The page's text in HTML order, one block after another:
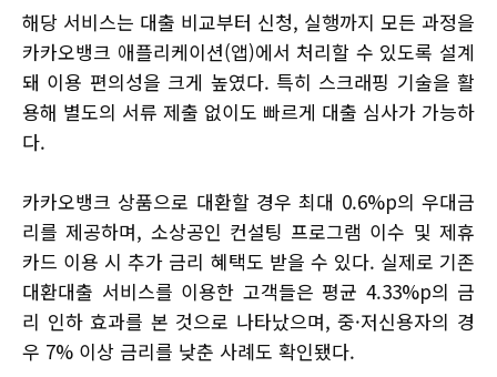
해당 서비스는 대출 비교부터 신청, 실행까지 모든 과정을
카카오뱅크 애플리케이션(앱)에서 처리할 수 있도록 설계
돼 이용 편의성을 크게 높였다. 특히 스크래핑 기술을 활
용해 별도의 서류 제출 없이도 빠르게 대출 심사가 가능하
다.
카카오뱅크 상품으로 대환할 경우 최대 0.6%p의 우대금
리를 제공하며, 소상공인 컨설팅 프로그램 이수 및 제휴
카드 이용 시 추가 금리 혜택도 받을 수 있다. 실제로 기존
대환대출 서비스를 이용한 고객들은 평균 4.33%p의 금
리 인하 효과를 본 것으로 나타났으며, 중·저신용자의 경
우 7% 이상 금리를 낮춘 사례도 확인됐다.